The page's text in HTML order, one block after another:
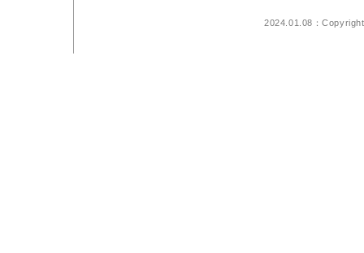
2024.01.08：